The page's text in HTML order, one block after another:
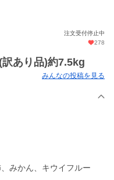
注文受付停止中
278
あり品)約7.5kg
みんなの投稿を見る
みかん、キウイフルー